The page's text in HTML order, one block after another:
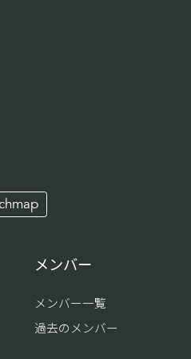
メンバー
メンバー一覧
過去のメンバー